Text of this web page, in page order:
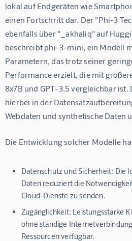
lokal auf Endgeräten wie
einen Fortschritt dar. Der "Phi-3
ebenfalls über "_akhaliq" auf
beschreibt phi-3-mini, ein Modell
Parametern, das trotz seiner
Performance erzielt, die mit
8x7B und GPT-3.5 vergleichbar
hierbei in der
Webdaten und synthetische Daten
Die Entwicklung solcher Modelle
Datenschutz und Sicherheit: Die
Daten reduziert die
Cloud-Dienste zu senden.
Zugänglichkeit: Leistungsstarke
ohne ständige
Ressourcen verfügbar.